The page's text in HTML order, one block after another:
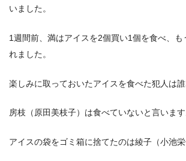
いました。
1週間前、満はアイスを2個買い1個を食べ、も
れました。
楽しみに取っておいたアイスを食べた犯人は
房枝（原田美枝子）は食べていないと言います
アイスの袋をゴミ箱に捨てたのは綾子（小池栄